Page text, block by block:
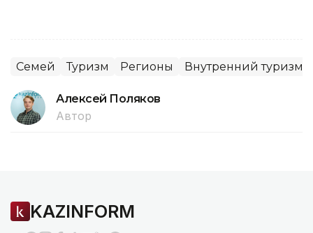
Семей Туризм Регионы Внутренний туризм
Алексей Поляков
Автор
KAZINFORM